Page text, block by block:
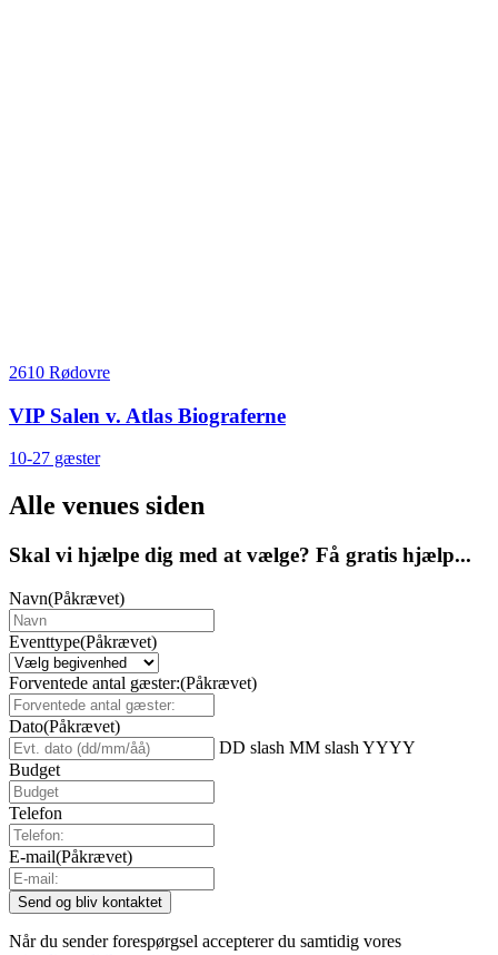
2610 Rødovre
VIP Salen v. Atlas Biograferne
10-27 gæster
Alle venues siden
Skal vi hjælpe dig med at vælge? Få gratis hjælp...
Navn(Påkrævet)
Eventtype(Påkrævet)
Forventede antal gæster:(Påkrævet)
Dato(Påkrævet)
DD slash MM slash YYYY
Budget
Telefon
E-mail(Påkrævet)
Når du sender forespørgsel accepterer du samtidig vores